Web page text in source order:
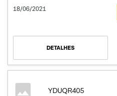
18/06/2021
DETALHES
YDUQR405